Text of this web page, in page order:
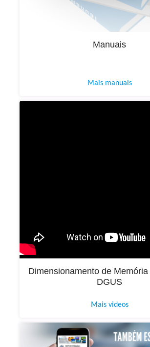
Manuais
Mais manuais
Dimensionamento de
DGUS
Mais videos